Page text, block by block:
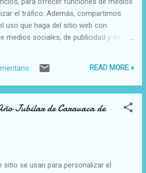
‘antípodas’ de formaciones políticas
populistas , tipo Frente Na...
el tráfico. Además, compartimos
uso que haga del sitio web con
medios sociales, de publicidad y de
ha ejercido un papel esencial en
fraternos cada vez más estrecho
Las 95 tesis de Lutero (Alberto
es un año especial en la historia del
se conmemorará 5 siglos del
para el ecumenismo porque tras 5
READ MORE »
Jubilar de Caravaca de
sitio se usan para personalizar el